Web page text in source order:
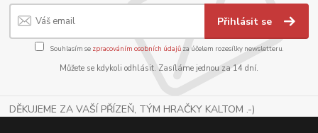
Přihlásit se
Souhlasím se zpracováním osobních údajůza účelem rozesílky newsletteru.
Můžete se kdykoli odhlásit. Zasíláme jednou za 14 dní.
DĚKUJEME ZA VAŠÍ PŘÍZEŇ, TÝM HRAČKY KALTOM .-)